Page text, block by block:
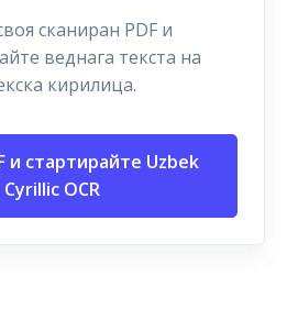
сканиран PDF и
веднага текста на
кирилица.
и стартирайте Uzbek
Cyrillic OCR